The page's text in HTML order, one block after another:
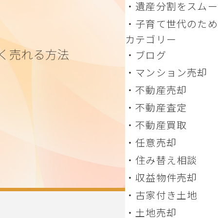
名産
（１）千葉県富里市
遺産分割をスム
進める方法 相続し
の手間を減らすコツ
子育て世代のた
婚による売却、柔軟
のアドバイス
カテゴリー
ブログ
マンション売却
不動産売却
不動産査定
不動産買取
任意売却
住み替え相談
収益物件売却
古家付き土地
土地売却